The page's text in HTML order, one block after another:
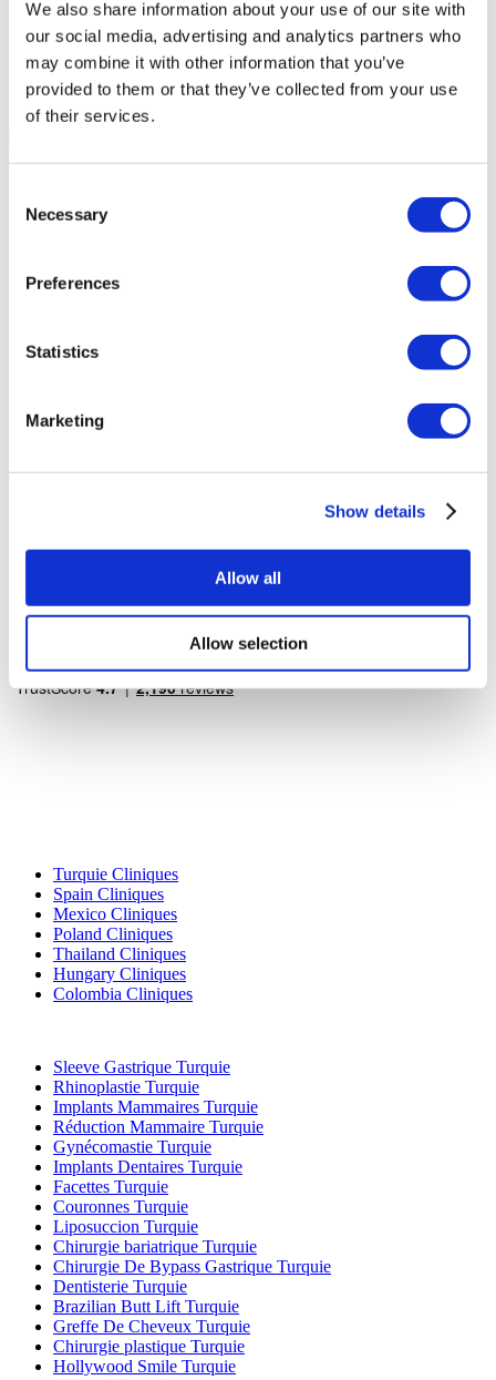
We also share information about your use of our site with
our social media, advertising and analytics partners who
may combine it with other information that you’ve
provided to them or that they’ve collected from your use
of their services.
Selection
Necessary
Preferences
Statistics
Marketing
Show details
Allow all
Allow selection
Hôpital Medical Park Gaziosmanpasa
Hôpital Ethica Incirli
Institut Dentaire de Castellón
TÜRSAB – Les transactions sur flymedi.com sont gérées par
MIRAC SARA TOURISM, une agence de voyage de
12276).
Tous les traitements sont effectués par un établissement de
Guide Pré-Op
Auteurs & évaluateurs
Plans De Paiement
Politique de confidentialité
Contactez-nous
Ajoutez votre clinique
Turquie Cliniques
Spain Cliniques
Mexico Cliniques
Poland Cliniques
Thailand Cliniques
Hungary Cliniques
Colombia Cliniques
Sleeve Gastrique Turquie
Rhinoplastie Turquie
Implants Mammaires Turquie
Réduction Mammaire Turquie
Gynécomastie Turquie
Implants Dentaires Turquie
Facettes Turquie
Couronnes Turquie
Liposuccion Turquie
Chirurgie bariatrique Turquie
Chirurgie De Bypass Gastrique Turquie
Dentisterie Turquie
Brazilian Butt Lift Turquie
Greffe De Cheveux Turquie
Chirurgie plastique Turquie
Hollywood Smile Turquie